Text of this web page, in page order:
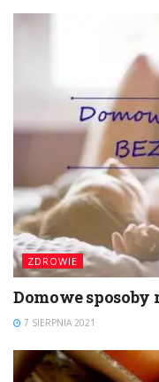
ZDROWIE
Domowe sposoby
7 SIERPNIA 2021